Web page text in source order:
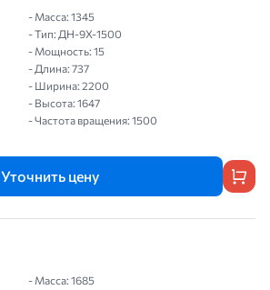
- Масса: 1345
- Тип: ДН-9Х-1500
- Мощность: 15
- Длина: 737
- Ширина: 2200
- Высота: 1647
- Частота вращения: 1500
Уточнить цену
- Масса: 1685